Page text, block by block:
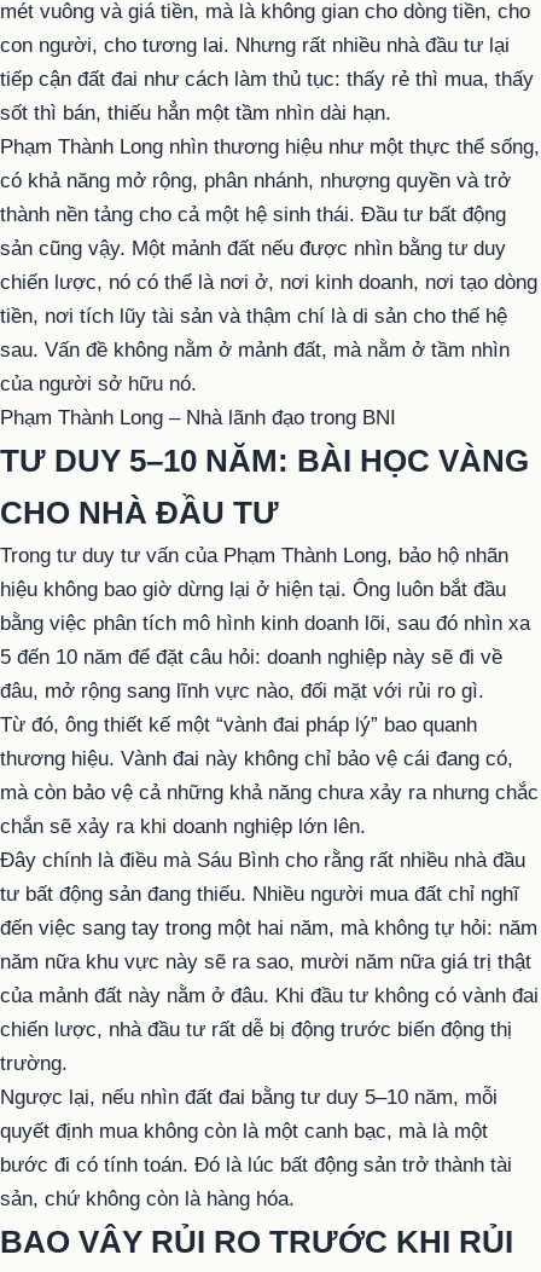
mét vuông và giá tiền, mà là không gian cho dòng tiền, cho
con người, cho tương lai. Nhưng rất nhiều nhà đầu tư lại
tiếp cận đất đai như cách làm thủ tục: thấy rẻ thì mua, thấy
sốt thì bán, thiếu hẳn một tầm nhìn dài hạn.
Phạm Thành Long nhìn thương hiệu như một thực thể sống,
có khả năng mở rộng, phân nhánh, nhượng quyền và trở
thành nền tảng cho cả một hệ sinh thái. Đầu tư bất động
sản cũng vậy. Một mảnh đất nếu được nhìn bằng tư duy
chiến lược, nó có thể là nơi ở, nơi kinh doanh, nơi tạo dòng
tiền, nơi tích lũy tài sản và thậm chí là di sản cho thế hệ
sau. Vấn đề không nằm ở mảnh đất, mà nằm ở tầm nhìn
của người sở hữu nó.
Phạm Thành Long – Nhà lãnh đạo trong BNI
TƯ DUY 5–10 NĂM: BÀI HỌC VÀNG
CHO NHÀ ĐẦU TƯ
Trong tư duy tư vấn của Phạm Thành Long, bảo hộ nhãn
hiệu không bao giờ dừng lại ở hiện tại. Ông luôn bắt đầu
bằng việc phân tích mô hình kinh doanh lõi, sau đó nhìn xa
5 đến 10 năm để đặt câu hỏi: doanh nghiệp này sẽ đi về
đâu, mở rộng sang lĩnh vực nào, đối mặt với rủi ro gì.
Từ đó, ông thiết kế một “vành đai pháp lý” bao quanh
thương hiệu. Vành đai này không chỉ bảo vệ cái đang có,
mà còn bảo vệ cả những khả năng chưa xảy ra nhưng chắc
chắn sẽ xảy ra khi doanh nghiệp lớn lên.
Đây chính là điều mà Sáu Bình cho rằng rất nhiều nhà đầu
tư bất động sản đang thiếu. Nhiều người mua đất chỉ nghĩ
đến việc sang tay trong một hai năm, mà không tự hỏi: năm
năm nữa khu vực này sẽ ra sao, mười năm nữa giá trị thật
của mảnh đất này nằm ở đâu. Khi đầu tư không có vành đai
chiến lược, nhà đầu tư rất dễ bị động trước biến động thị
trường.
Ngược lại, nếu nhìn đất đai bằng tư duy 5–10 năm, mỗi
quyết định mua không còn là một canh bạc, mà là một
bước đi có tính toán. Đó là lúc bất động sản trở thành tài
sản, chứ không còn là hàng hóa.
BAO VÂY RỦI RO TRƯỚC KHI RỦI